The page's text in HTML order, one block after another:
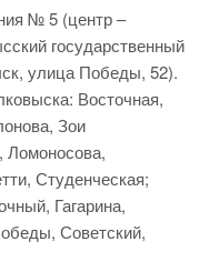
№ 5 (центр –
государственный
улица Победы, 52).
Восточная,
Зои
Ломоносова,
Студенческая;
Гагарина,
Советский,